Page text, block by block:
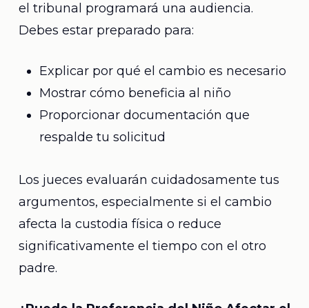
el tribunal programará una audiencia.
Debes estar preparado para:
Explicar por qué el cambio es necesario
Mostrar cómo beneficia al niño
Proporcionar documentación que
respalde tu solicitud
Los jueces evaluarán cuidadosamente tus
argumentos, especialmente si el cambio
afecta la custodia física o reduce
significativamente el tiempo con el otro
padre.